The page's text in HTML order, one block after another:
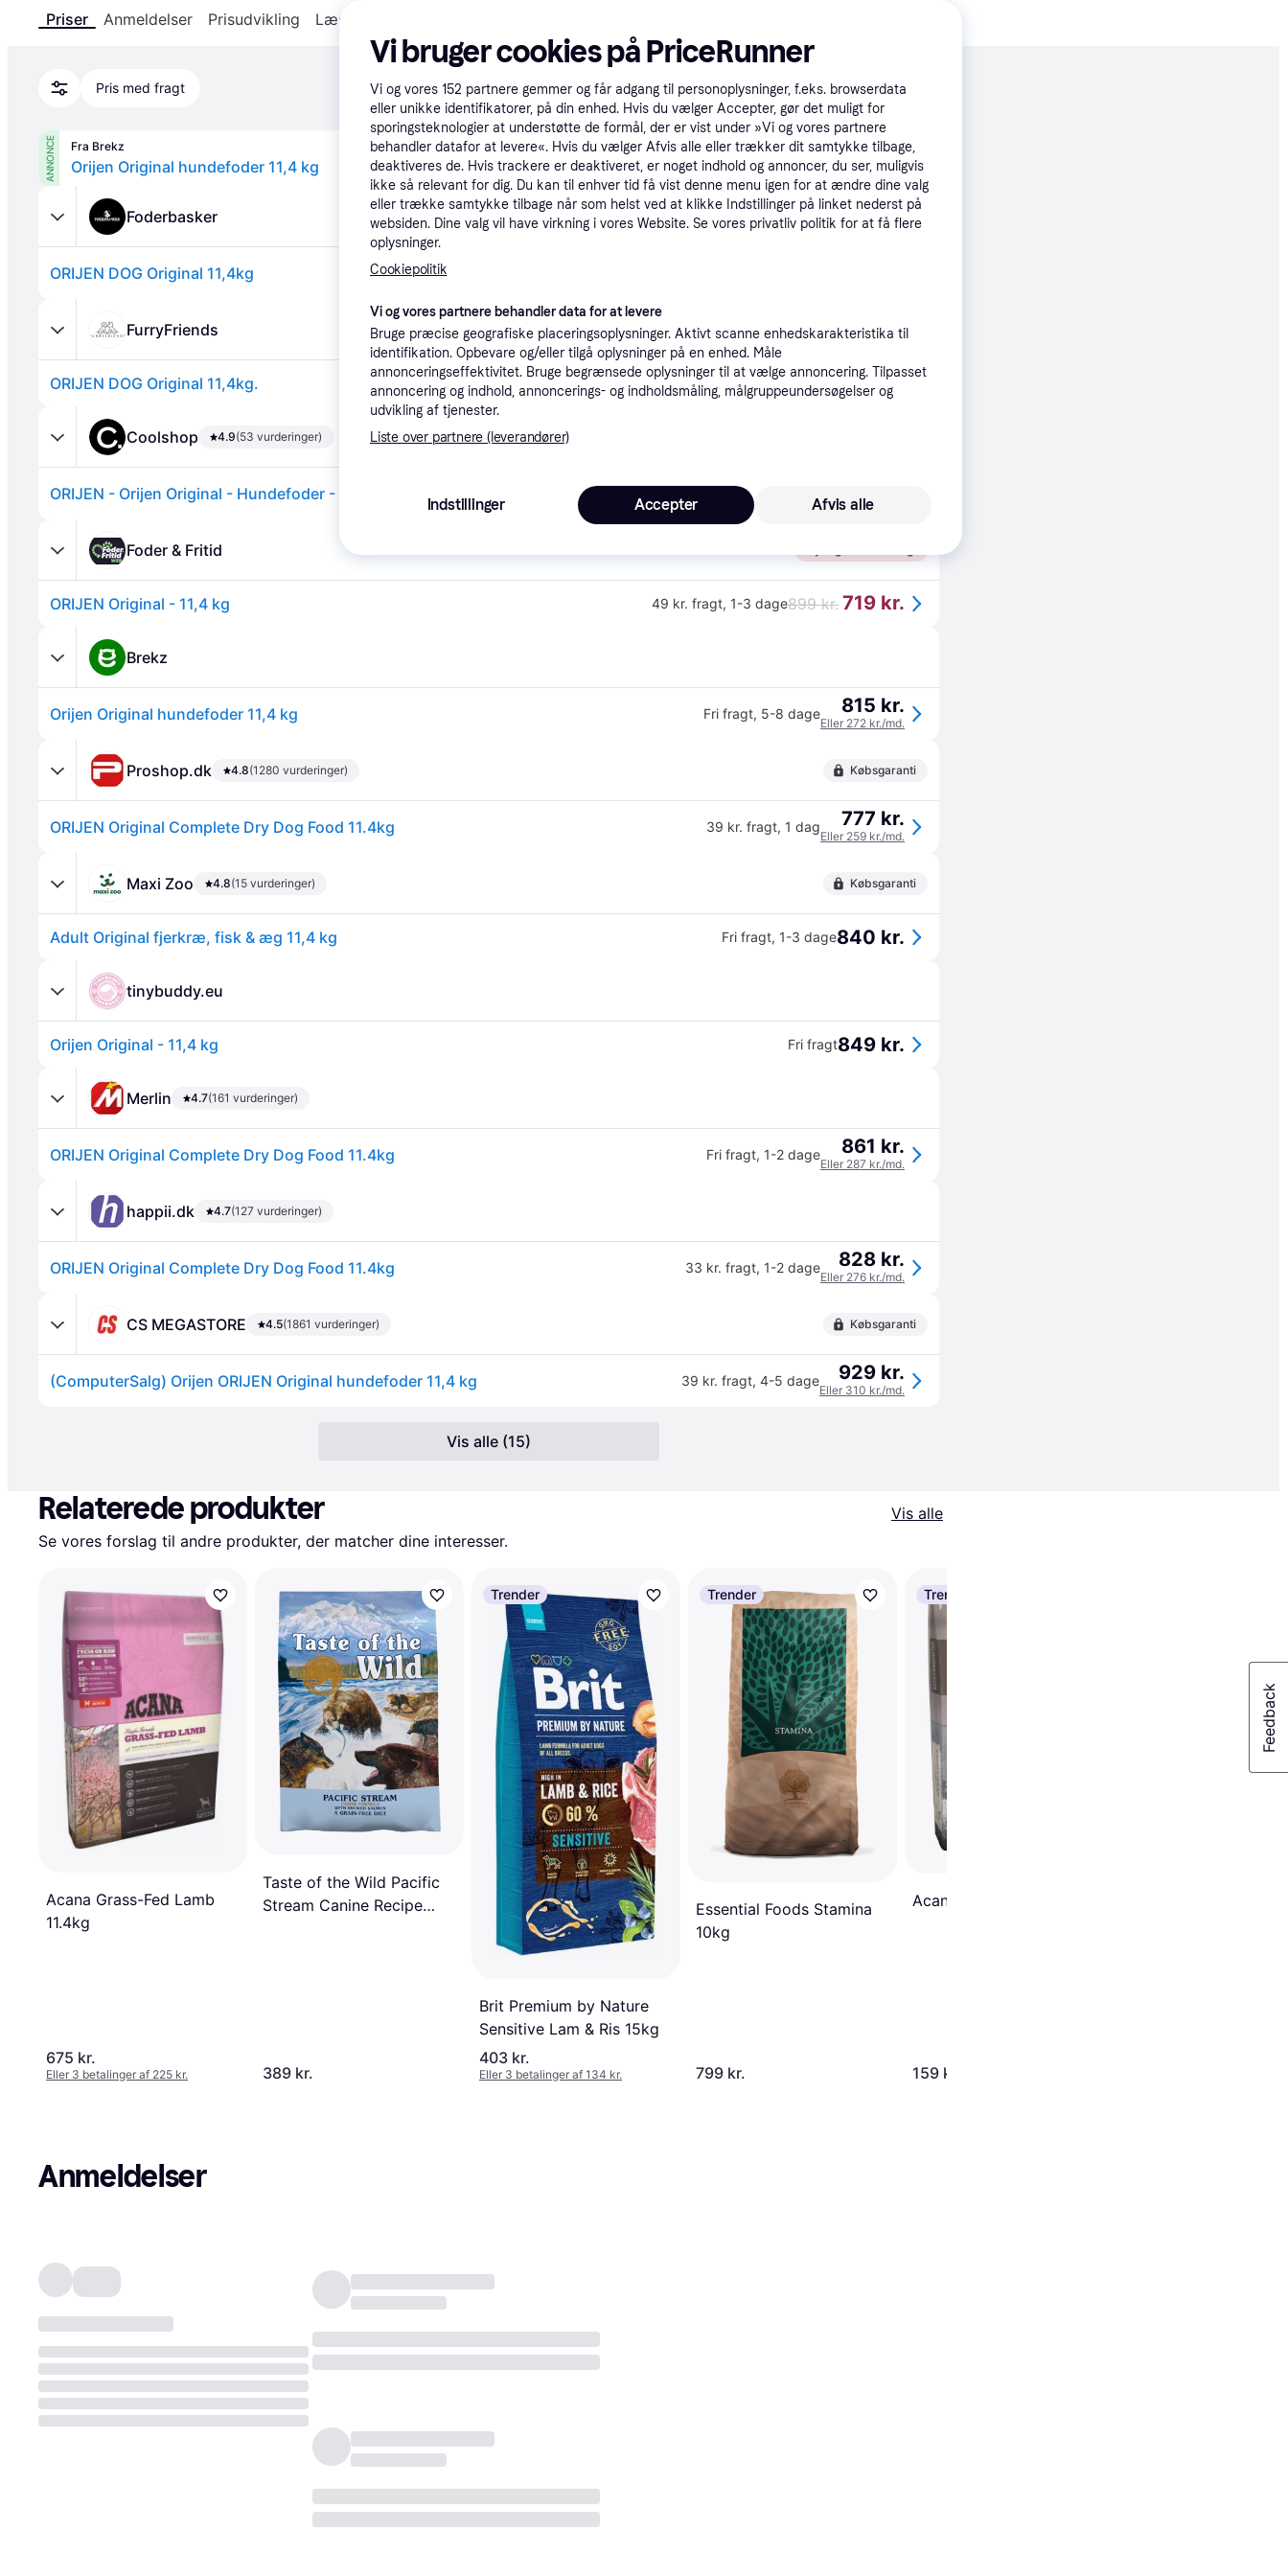
Priser Anmeldelser Prisudvikling Læs om produktet
Pris med fragt Promoveret
ANNONCE Fra Brekz
Orijen Original hundefoder 11,4 kg Fri fragt 815 kr.
Eller 272 kr./md.
Foderbasker
ORIJEN DOG Original 11,4kg
FurryFriends
ORIJEN DOG Original 11,4kg. Fri fragt, 1-2 dage 708 kr.
Coolshop 4.9(53 vurderinger)
Fri fragt
Eller 236 kr./md.
Foder & Fritid
ORIJEN Original - 11,4 kg 49 kr. fragt, 1-3 dage899 kr. 719 kr.
Brekz
Orijen Original hundefoder 11,4 kg Fri fragt, 5-8 dage 815 kr.
Eller 272 kr./md.
Proshop.dk 4.8(1280 vurderinger) Købsgaranti
ORIJEN Original Complete Dry Dog Food 11.4kg 39 kr. fragt, 1 dag 777 kr.
Eller 259 kr./md.
Maxi Zoo 4.8(15 vurderinger) Købsgaranti
Adult Original fjerkræ, fisk & æg 11,4 kg Fri fragt, 1-3 dage840 kr.
tinybuddy.eu
Orijen Original - 11,4 kg Fri fragt849 kr.
Merlin 4.7(161 vurderinger)
ORIJEN Original Complete Dry Dog Food 11.4kg Fri fragt, 1-2 dage 861 kr.
Eller 287 kr./md.
happii.dk 4.7(127 vurderinger)
ORIJEN Original Complete Dry Dog Food 11.4kg 33 kr. fragt, 1-2 dage 828 kr.
Eller 276 kr./md.
CS MEGASTORE 4.5(1861 vurderinger) Købsgaranti
(ComputerSalg) Orijen ORIJEN Original hundefoder 11,4 kg 39 kr. fragt, 4-5 dage 929 kr.
Eller 310 kr./md.
Vis alle (15)
Relaterede produkter
Vis alle
Se vores forslag til andre produkter, der matcher dine interesser.
Acana Grass-Fed Lamb
11.4kg
675 kr.
Eller 3 betalinger af 225 kr.
Taste of the Wild Pacific
Stream Canine Recipe
389 kr.
Trender
Brit Premium by Nature
Sensitive Lam & Ris 15kg
403 kr.
Eller 3 betalinger af 134 kr.
Trender
Essential Foods Stamina
10kg
799 kr.
Trender
Acana Light and Fit 2kg
159 kr.
Anmeldelser
Vi bruger cookies på PriceRunner
Vi og vores 152 partnere gemmer og får adgang til personoplysninger, f.eks. browserdata
eller unikke identifikatorer, på din enhed. Hvis du vælger Accepter, gør det muligt for
sporingsteknologier at understøtte de formål, der er vist under »Vi og vores partnere
behandler datafor at levere«. Hvis du vælger Afvis alle eller trækker dit samtykke tilbage,
deaktiveres de. Hvis trackere er deaktiveret, er noget indhold og annoncer, du ser, muligvis
ikke så relevant for dig. Du kan til enhver tid få vist denne menu igen for at ændre dine valg
eller trække samtykke tilbage når som helst ved at klikke Indstillinger på linket nederst på
websiden. Dine valg vil have virkning i vores Website. Se vores privatliv politik for at få flere
oplysninger.
Cookiepolitik
Vi og vores partnere behandler data for at levere
Bruge præcise geografiske placeringsoplysninger. Aktivt scanne enhedskarakteristika til
identifikation. Opbevare og/eller tilgå oplysninger på en enhed. Måle
annonceringseffektivitet. Bruge begrænsede oplysninger til at vælge annoncering. Tilpasset
annoncering og indhold, annoncerings- og indholdsmåling, målgruppeundersøgelser og
udvikling af tjenester.
Liste over partnere (leverandører)
Indstillinger Afvis alle
Accepter